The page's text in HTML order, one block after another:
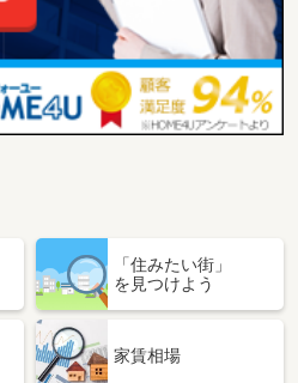
「住みたい街」
を見つけよう
家賃相場